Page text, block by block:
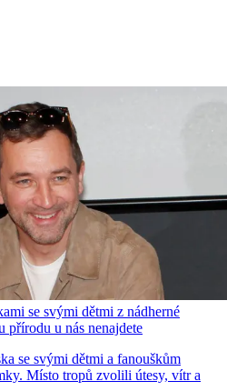
se svými dětmi z nádherné
přírodu u nás nenajdete
se svými dětmi a fanouškům
Místo tropů zvolili útesy, vítr a